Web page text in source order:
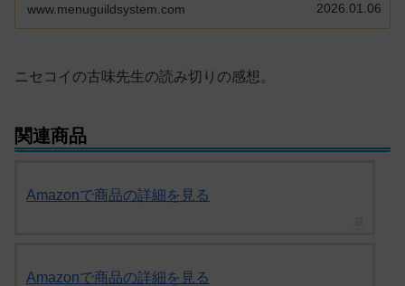
www.menuguildsystem.com 2026.01.06
ニセコイの古味先生の読み切りの感想。
関連商品
Amazonで商品の詳細を見る
Amazonで商品の詳細を見る